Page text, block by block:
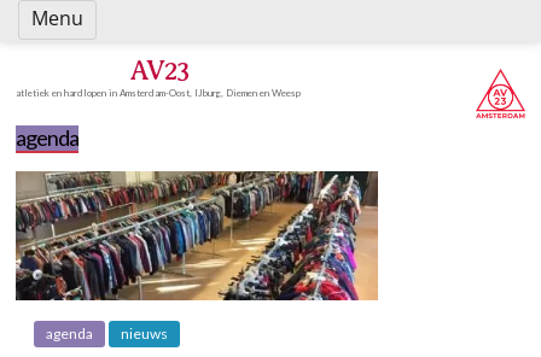
Spring
naar
AV23
atletiek en hardlopen in Amsterdam-Oost, IJburg, Diemen en Weesp
agenda
agenda nieuws
Menu